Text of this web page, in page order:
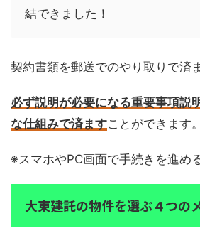
結できました！
契約書類を郵送でのやり取りで済ま
必ず説明が必要になる重要事項説
な仕組みで済ますことができます。
※スマホやPC画面で手続きを進め
大東建託の物件を選ぶ４つの